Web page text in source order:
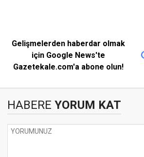
Gelişmelerden haberdar olmak
için Google News'te
Gazetekale.com'a abone olun!
HABERE YORUM KAT